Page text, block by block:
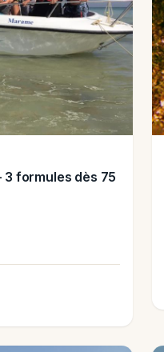
formules dès 75